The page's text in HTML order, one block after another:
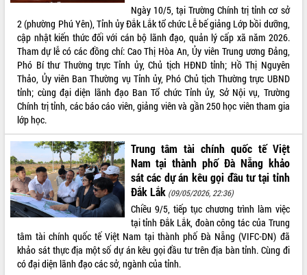
Đắk Lắk công bố Quy hoạch và xúc
tiến đầu tư tỉnh
Ngành cá ngừ Đắk Lắk chủ động thích
ứng để giữ vững thị trường xuất khẩu
Diễn đàn Kinh tế tư nhân Việt Nam đột
phá cơ chế - Hợp tác công tư
Đề án 06 tạo bước ngoặt đột phá trong
cải cách hành chính tỉnh Đắk Lắk
Kết nối tour, đẩy mạnh chuyển đổi số
để phát triển du lịch Đắk Lắk
Khởi động Dự án Đầu tư xây dựng hạ
tầng kỹ thuật Cụm công nghiệp Tân
Tiến
Gặp mặt các cơ quan báo chí nhân Kỷ
niệm 101 năm Ngày Báo chí Cách
mạng Việt Nam
Đắk Lắk sơ kết 4 năm triển khai thực
hiện Đề án 06 của Chính phủ
Ngày 10/5, tại Trường Chính trị tỉnh cơ sở
2 (phường Phú Yên), Tỉnh ủy Đắk Lắk tổ chức Lễ bế giảng Lớp bồi dưỡng,
cập nhật kiến thức đối với cán bộ lãnh đạo, quản lý cấp xã năm 2026.
Tham dự lễ có các đồng chí: Cao Thị Hòa An, Ủy viên Trung ương Đảng,
Phó Bí thư Thường trực Tỉnh ủy, Chủ tịch HĐND tỉnh; Hồ Thị Nguyên
Thảo, Ủy viên Ban Thường vụ Tỉnh ủy, Phó Chủ tịch Thường trực UBND
tỉnh; cùng đại diện lãnh đạo Ban Tổ chức Tỉnh ủy, Sở Nội vụ, Trường
Chính trị tỉnh, các báo cáo viên, giảng viên và gần 250 học viên tham gia
lớp học.
Trung tâm tài chính quốc tế Việt
Nam tại thành phố Đà Nẵng khảo
sát các dự án kêu gọi đầu tư tại tỉnh
Đắk Lắk (09/05/2026, 22:36)
Chiều 9/5, tiếp tục chương trình làm việc
tại tỉnh Đắk Lắk, đoàn công tác của Trung
tâm tài chính quốc tế Việt Nam tại thành phố Đà Nẵng (VIFC-DN) đã
khảo sát thực địa một số dự án kêu gọi đầu tư trên địa bàn tỉnh. Cùng đi
có đại diện lãnh đạo các sở, ngành của tỉnh.